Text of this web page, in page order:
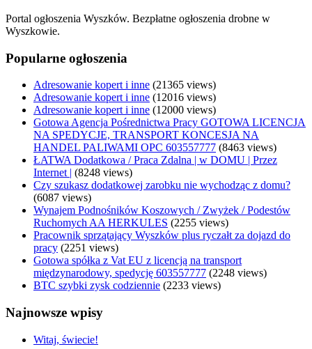
Portal ogłoszenia Wyszków. Bezpłatne ogłoszenia drobne w
Wyszkowie.
Popularne ogłoszenia
Adresowanie kopert i inne (21365 views)
Adresowanie kopert i inne (12016 views)
Adresowanie kopert i inne (12000 views)
Gotowa Agencja Pośrednictwa Pracy GOTOWA LICENCJA
NA SPEDYCJE, TRANSPORT KONCESJA NA
HANDEL PALIWAMI OPC 603557777 (8463 views)
ŁATWA Dodatkowa / Praca Zdalna | w DOMU | Przez
Internet | (8248 views)
Czy szukasz dodatkowej zarobku nie wychodząc z domu?
(6087 views)
Wynajem Podnośników Koszowych / Zwyżek / Podestów
Ruchomych AA HERKULES (2255 views)
Pracownik sprzątający Wyszków plus ryczałt za dojazd do
pracy (2251 views)
Gotowa spółka z Vat EU z licencją na transport
międzynarodowy, spedycję 603557777 (2248 views)
BTC szybki zysk codziennie (2233 views)
Najnowsze wpisy
Witaj, świecie!